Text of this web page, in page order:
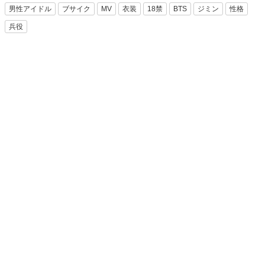
男性アイドル ブサイク MV 衣装 18禁 BTS ジミン 性格
兵役